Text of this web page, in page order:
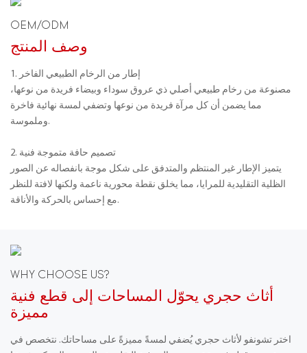
OEM/ODM
وصف المنتج
1. إطار من الرخام الطبيعي الفاخر
مصنوعة من رخام طبيعي أصلي ذي عروق سوداء وبيضاء فريدة من نوعها،
مما يضمن أن كل مرآة فريدة من نوعها وتضفي لمسة نهائية فاخرة
وملموسة.
2. تصميم حافة متموجة فنية
يتميز الإطار غير المنتظم والمتدفق على شكل موجة بانفصاله عن الصور
الظلية التقليدية للمرايا، مما يخلق نقطة محورية ناعمة ولكنها لافتة للنظر
مع إحساس بالحركة والأناقة.
WHY CHOOSE US?
أثاث حجري يحوّل المساحات إلى قطع فنية
مميزة
اختر تشونفو لأثاث حجري يُضفي لمسةً مميزةً على مساحاتك. نتخصص في